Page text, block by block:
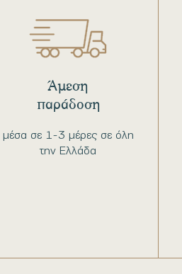
μέσα σε 1-3 μέρες σε όλη
την Ελλάδα
Άμεση
παράδοση